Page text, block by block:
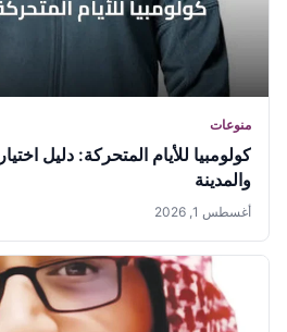
منوعات
كولومبيا للأيام المتحركة: دليل
والمدينة
أغسطس 1, 2026